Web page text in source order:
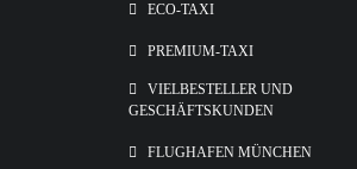
ECO-TAXI
PREMIUM-TAXI
VIELBESTELLER UND
GESCHÄFTSKUNDEN
FLUGHAFEN MÜNCHEN